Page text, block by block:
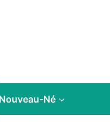
Nouveau-Né